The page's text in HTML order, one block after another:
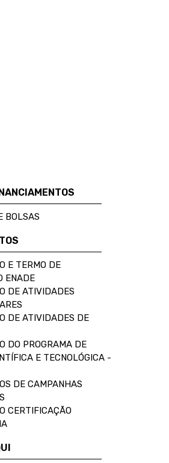
BOLSAS
E TERMO DE
ENADE
DE ATIVIDADES
DE ATIVIDADES DE
DO PROGRAMA DE
E TECNOLÓGICA -
DE CAMPANHAS
CERTIFICAÇÃO